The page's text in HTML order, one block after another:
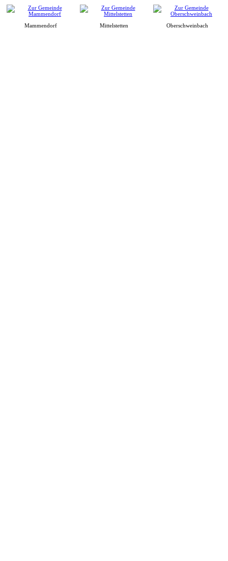
Mammendorf Mittelstetten Oberschweinbach